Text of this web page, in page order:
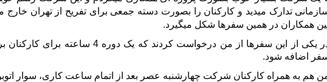
تدارک میدید و کارکنان را بصورت دسته جمعی برای تفریح از تهران خارج
همکاران در همین سفرها شکل میگیرد.
در یکی از این سفرها از من درخواست
اضافه شود.
هم به همراه کارکنان شرکت چهارشنبه عصر بعد از اتمام ساعت کاری، سوار